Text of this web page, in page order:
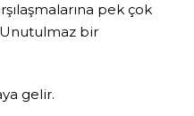
pek çok
bir
gelir.